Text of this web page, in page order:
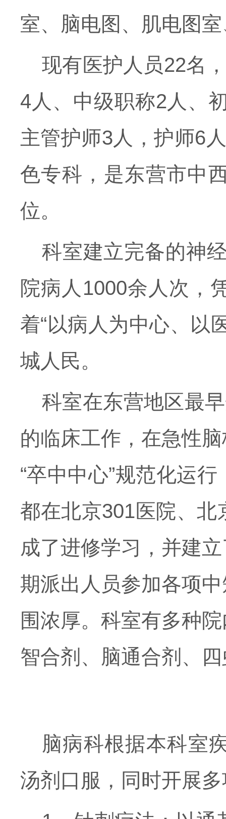
室、脑电图、肌电图
现有医护人员22名
4人、中级职称2人、
主管护师3人，护师6
色专科，是东营市中
位。
科室建立完备的神
院病人1000余人次，
着“以病人为中心、以
城人民。
科室在东营地区最
的临床工作，在急性
“卒中中心”规范化运
都在北京301医院、
成了进修学习，并建
期派出人员参加各项
围浓厚。科室有多种
智合剂、脑通合剂、
脑病科根据本科室
汤剂口服，同时开展